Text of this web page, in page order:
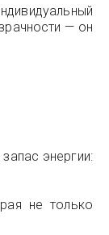
— он
энергии:
не только